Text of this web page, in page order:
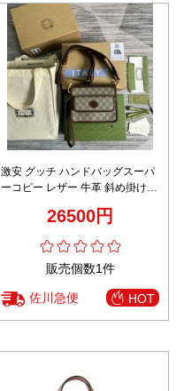
激安 グッチ ハンドバッグスーパ
ーコピー レザー 牛革 斜め掛けバ
26500円
販売個数1件
佐川急便 HOT